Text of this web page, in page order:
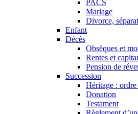
PACS
Mariage
Divorce,
Enfant
Décès
Obsèques et
Rentes et
Pension de
Succession
Héritage :
Donation
Testament